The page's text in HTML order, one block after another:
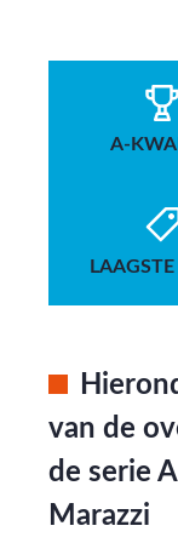
A-
van de
de serie
Marazzi